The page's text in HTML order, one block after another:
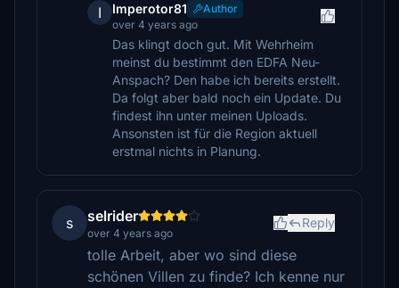
I Imperotor81
Author
over 4 years ago
Das klingt doch gut. Mit Wehrheim
meinst du bestimmt den EDFA Neu-
Anspach? Den habe ich bereits erstellt.
Da folgt aber bald noch ein Update. Du
findest ihn unter meinen Uploads.
Ansonsten ist für die Region aktuell
erstmal nichts in Planung.
s selrider
over 4 years ago
Reply
tolle Arbeit, aber wo sind diese
schönen Villen zu finde? Ich kenne nur